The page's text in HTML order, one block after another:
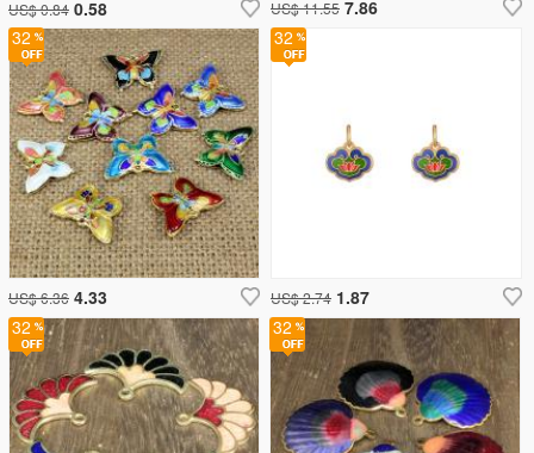
32
US$ 11.55 7.86
32
32
US$ 6.36 4.33
US$ 0.84 0.58
32
US$ 2.74 1.87